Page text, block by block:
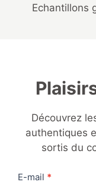
Echantillons
Découvrez
authentiques
sortis du
Contact
E-mail *